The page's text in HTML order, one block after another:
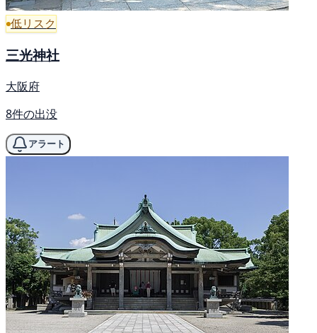
低リスク
三光神社
大阪府
8件の出没
アラート